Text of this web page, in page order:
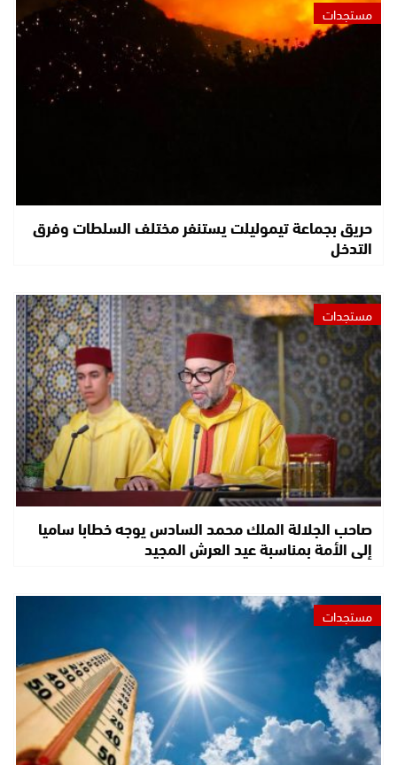
مستجدات
حريق بجماعة تيموليلت يستنفر مختلف السلطات وفرق
التدخل
مستجدات
صاحب الجلالة الملك محمد السادس يوجه خطابا ساميا
إلى الأمة بمناسبة عيد العرش المجيد
مستجدات